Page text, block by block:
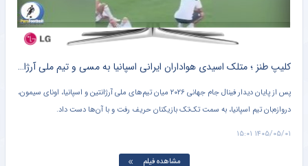
کلیپ طنز ؛ متلک اسیدی هواداران ایرانی اسپانیا به مسی و تیم ملی آرژانتین + سند
پس از پایان دیدار فینال جام جهانی ۲۰۲۶ میان تیم‌های ملی آرژانتین و اسپانیا، اونای سیمون،
دروازه‌بان تیم اسپانیا، به سمت تک‌تک بازیکنان حریف رفت و با آن‌ها دست داد.
۱۴۰۵/۰۵/۰۱ ۱۵:۰۱
مشاهده فیلم